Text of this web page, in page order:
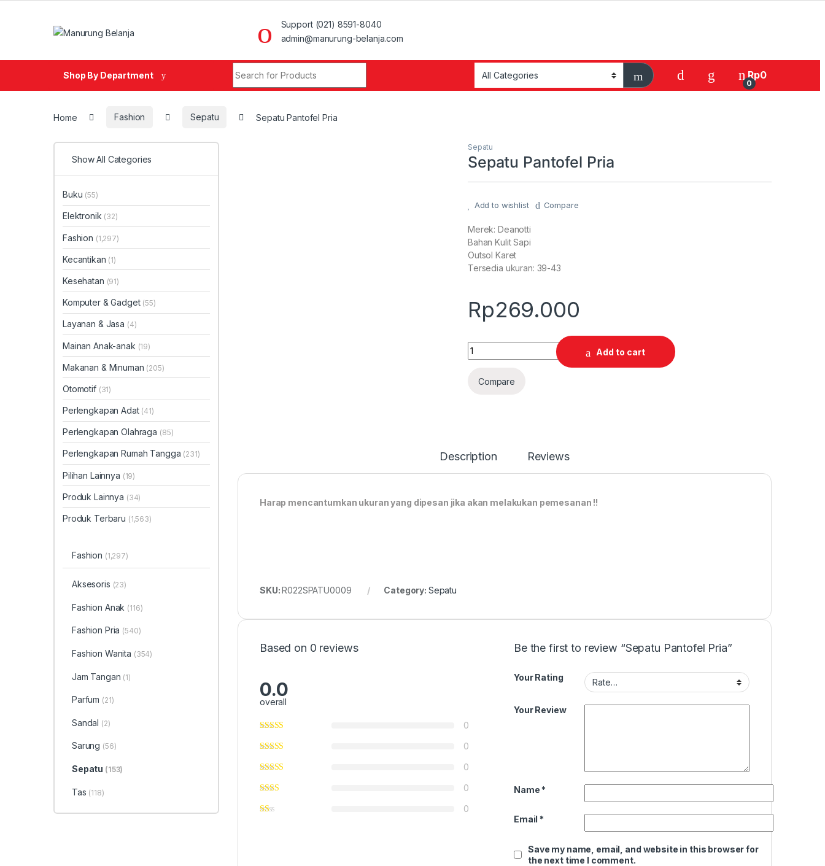
Support (021) 8591-8040
admin@manurung-belanja.com
Shop By Department
0
Rp0
Home Fashion Sepatu Sepatu Pantofel Pria
Sepatu
Sepatu Pantofel Pria
Add to wishlist Compare
Merek: Deanotti
Bahan Kulit Sapi
Outsol Karet
Tersedia ukuran: 39-43
Rp269.000
Quantity
Add to cart
Compare
Description Reviews
Harap mencantumkan ukuran yang dipesan jika akan melakukan pemesanan !!
SKU:R022SPATU0009 Category: Sepatu
Based on 0 reviews
0.0
overall
0
0
0
0
0
Be the first to review “Sepatu Pantofel Pria”
Your Rating
Your Review
Name *
Email *
Save my name, email, and website in this browser for
the next time I comment.
Show All Categories
Buku (55)
Elektronik (32)
Fashion (1,297)
Kecantikan (1)
Kesehatan (91)
Komputer & Gadget (55)
Layanan & Jasa (4)
Mainan Anak-anak (19)
Makanan & Minuman (205)
Otomotif (31)
Perlengkapan Adat (41)
Perlengkapan Olahraga (85)
Perlengkapan Rumah Tangga (231)
Pilihan Lainnya (19)
Produk Lainnya (34)
Produk Terbaru (1,563)
Fashion (1,297)
Aksesoris (23)
Fashion Anak (116)
Fashion Pria (540)
Fashion Wanita (354)
Jam Tangan (1)
Parfum (21)
Sandal (2)
Sarung (56)
Sepatu (153)
Tas (118)